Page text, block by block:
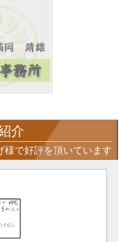
介
様で好評を頂いています